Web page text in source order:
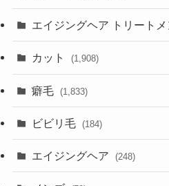
エイジングヘア トリートメ
カット (1,908)
癖毛 (1,833)
ビビリ毛 (184)
エイジングヘア (248)